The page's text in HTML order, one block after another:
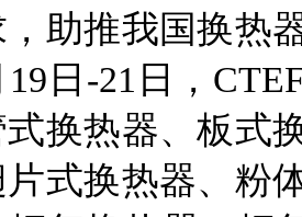
助推我国换热
19日-21日，
换热器、板式
式换热器、粉